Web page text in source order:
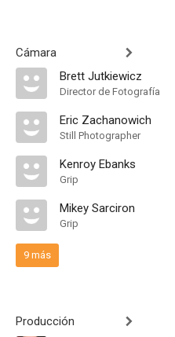
Cámara
Brett Jutkiewicz
Director de Fotografía
Eric Zachanowich
Still Photographer
Kenroy Ebanks
Grip
Mikey Sarciron
Grip
9 más
Producción